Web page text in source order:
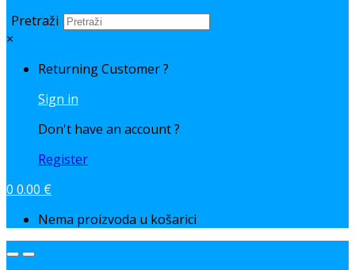
Pretraži
×
Returning Customer ?
Sign in
Don't have an account ?
Register
0 0.00 €
Nema proizvoda u košarici